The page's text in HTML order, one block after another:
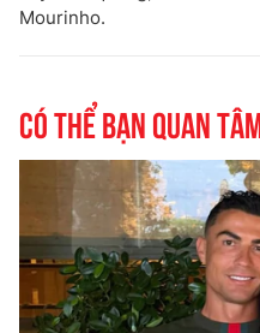
Mourinho.
Có thể bạn quan